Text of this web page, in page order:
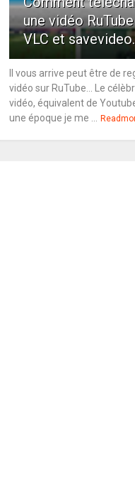
une vidéo
VLC et
Il vous arrive peut être de
vidéo sur RuTube... Le
vidéo, équivalent de
une époque je me ...